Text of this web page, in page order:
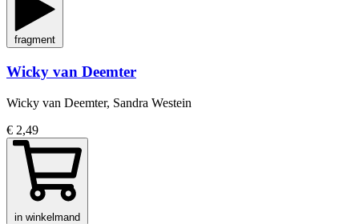
fragment
Wicky van Deemter
Wicky van Deemter, Sandra Westein
€ 2,49
in winkelmand